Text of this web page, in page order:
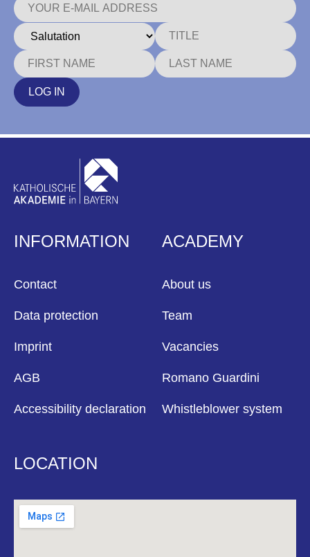
LOG IN
INFORMATION
Contact
Data protection
Imprint
AGB
Accessibility declaration
ACADEMY
About us
Team
Vacancies
Romano Guardini
Whistleblower system
LOCATION